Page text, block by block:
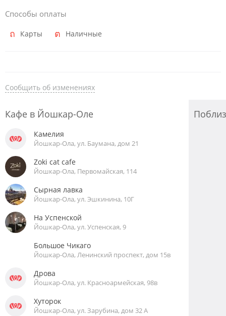
Способы оплаты
Карты Наличные
Сообщить об изменениях
Кафе в Йошкар-Оле
Камелия
Йошкар-Ола, ул. Баумана, дом 21
Zoki cat cafe
Йошкар-Ола, Первомайская, 114
Сырная лавка
Йошкар-Ола, ул. Эшкинина, 10Г
На Успенской
Йошкар-Ола, ул. Успенская, 9
Большое Чикаго
Йошкар-Ола, Ленинский проспект, дом 15в
Дрова
Йошкар-Ола, ул. Красноармейская, 98в
Хуторок
Йошкар-Ола, ул. Зарубина, дом 32 А